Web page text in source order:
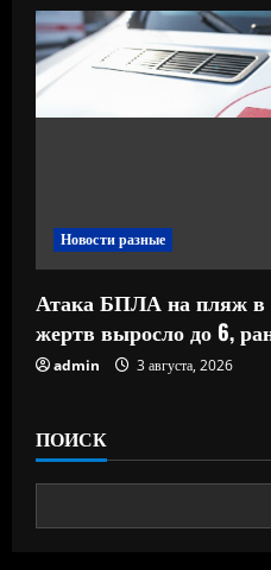
Новости разные
Атака БПЛА на пляж в
жертв выросло до 6,
admin 3 августа, 2026
ПОИСК